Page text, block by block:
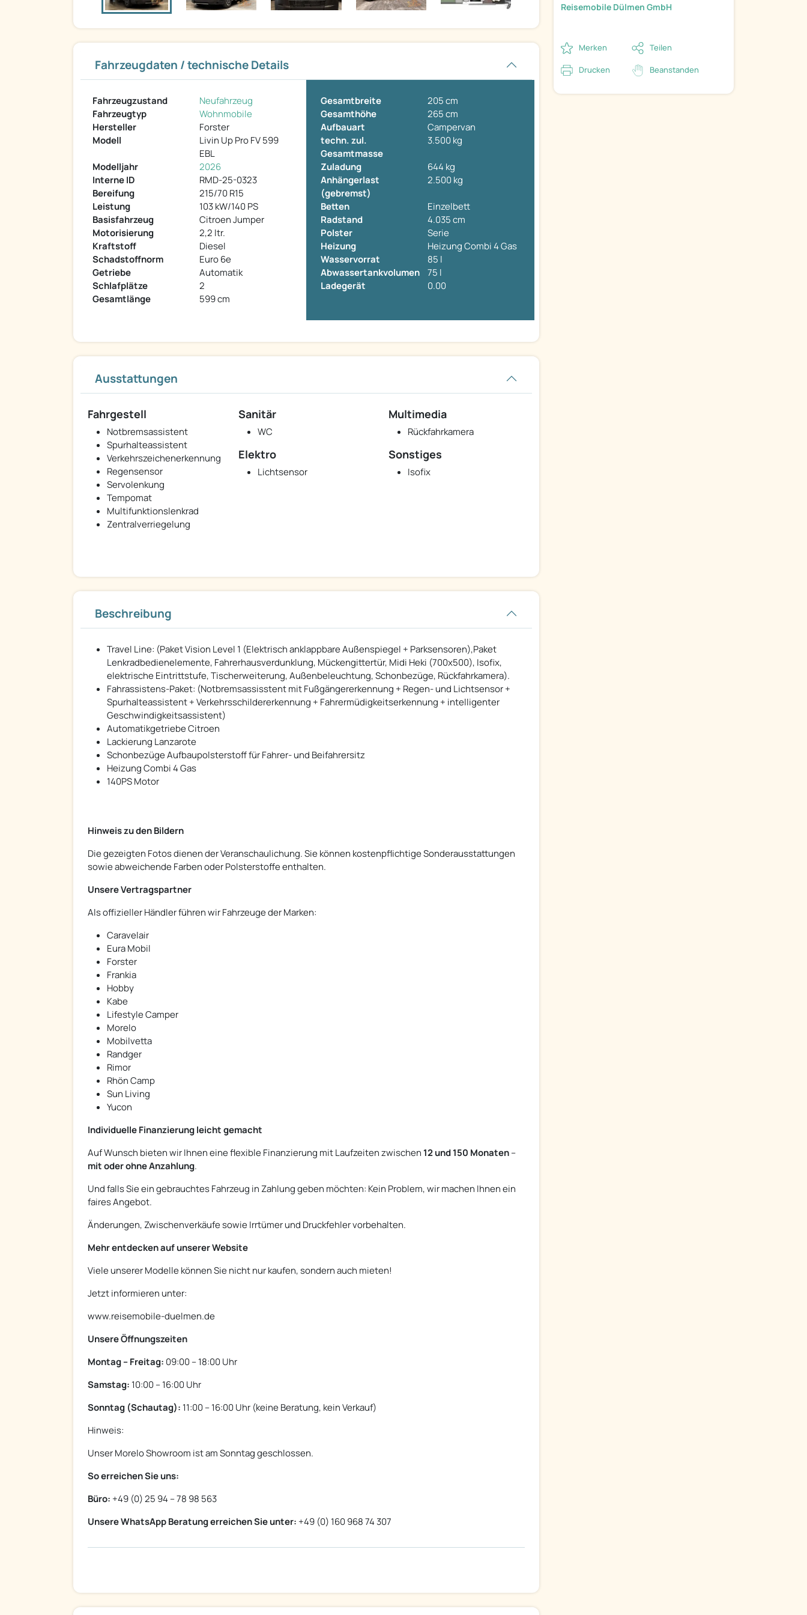
Fahrzeugdaten / technische Details
Fahrzeugzustand
Neufahrzeug
Fahrzeugtyp
Wohnmobile
Hersteller
Forster
Modell
Livin Up Pro FV 599
EBL
Modelljahr
2026
Interne ID
RMD-25-0323
Bereifung
215/70 R15
Leistung
103 kW/140 PS
Basisfahrzeug
Citroen Jumper
Motorisierung
2,2 ltr.
Kraftstoff
Diesel
Schadstoffnorm
Euro 6e
Getriebe
Automatik
Schlafplätze
2
Gesamtlänge
599 cm
Gesamtbreite
205 cm
Gesamthöhe
265 cm
Aufbauart
Campervan
techn. zul.
Gesamtmasse
3.500 kg
Zuladung
644 kg
Anhängerlast
(gebremst)
2.500 kg
Betten
Einzelbett
Radstand
4.035 cm
Polster
Serie
Heizung
Heizung Combi 4 Gas
Wasservorrat
85 l
Abwassertankvolumen
75 l
Ladegerät
0.00
Ausstattungen
Fahrgestell
Notbremsassistent
Spurhalteassistent
Verkehrszeichenerkennung
Regensensor
Servolenkung
Tempomat
Multifunktionslenkrad
Zentralverriegelung
Sanitär
WC
Multimedia
Rückfahrkamera
Elektro
Lichtsensor
Sonstiges
Isofix
Beschreibung
Travel Line: (Paket Vision Level 1 (Elektrisch anklappbare Außenspiegel + Parksensoren),Paket
Lenkradbedienelemente, Fahrerhausverdunklung, Mückengittertür, Midi Heki (700x500), Isofix,
elektrische Eintrittstufe, Tischerweiterung, Außenbeleuchtung, Schonbezüge, Rückfahrkamera).
Fahrassistens-Paket: (Notbremsassisstent mit Fußgängererkennung + Regen- und Lichtsensor +
Spurhalteassistent + Verkehrsschildererkennung + Fahrermüdigkeitserkennung + intelligenter
Geschwindigkeitsassistent)
Automatikgetriebe Citroen
Lackierung Lanzarote
Schonbezüge Aufbaupolsterstoff für Fahrer- und Beifahrersitz
Heizung Combi 4 Gas
140PS Motor
Hinweis zu den Bildern
Die gezeigten Fotos dienen der Veranschaulichung. Sie können kostenpflichtige Sonderausstattungen
sowie abweichende Farben oder Polsterstoffe enthalten.
Unsere Vertragspartner
Als offizieller Händler führen wir Fahrzeuge der Marken:
Caravelair
Eura Mobil
Forster
Frankia
Hobby
Kabe
Lifestyle Camper
Morelo
Mobilvetta
Randger
Rimor
Rhön Camp
Sun Living
Yucon
Individuelle Finanzierung leicht gemacht
Auf Wunsch bieten wir Ihnen eine flexible Finanzierung mit Laufzeiten zwischen 12 und 150 Monaten–
mit oder ohne Anzahlung.
Und falls Sie ein gebrauchtes Fahrzeug in Zahlung geben möchten: Kein Problem, wir machen Ihnen ein
faires Angebot.
Änderungen, Zwischenverkäufe sowie Irrtümer und Druckfehler vorbehalten.
Mehr entdecken auf unserer Website
Viele unserer Modelle können Sie nicht nur kaufen, sondern auch mieten!
Jetzt informieren unter:
www.reisemobile-duelmen.de
Unsere Öffnungszeiten
Montag – Freitag: 09:00 – 18:00 Uhr
Samstag: 10:00 – 16:00 Uhr
Sonntag (Schautag): 11:00 – 16:00 Uhr (keine Beratung, kein Verkauf)
Hinweis:
Unser Morelo Showroom ist am Sonntag geschlossen.
So erreichen Sie uns:
Büro: +49 (0) 25 94 – 78 98 563
Unsere WhatsApp Beratung erreichen Sie unter: +49 (0) 160 968 74 307
Reisemobile Dülmen GmbH
Merken Teilen
Drucken Beanstanden